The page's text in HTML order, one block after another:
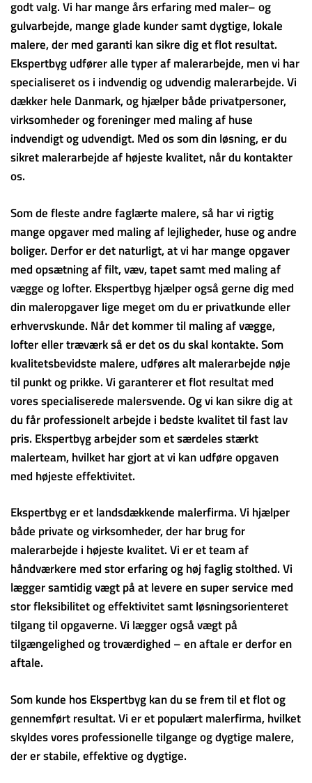
godt valg. Vi har mange års erfaring med maler– og
gulvarbejde, mange glade kunder samt dygtige, lokale
malere, der med garanti kan sikre dig et flot resultat.
Ekspertbyg udfører alle typer af malerarbejde, men vi har
specialiseret os i indvendig og udvendig malerarbejde. Vi
dækker hele Danmark, og hjælper både privatpersoner,
virksomheder og foreninger med maling af huse
indvendigt og udvendigt. Med os som din løsning, er du
sikret malerarbejde af højeste kvalitet, når du kontakter
os.
Som de fleste andre faglærte malere, så har vi rigtig
mange opgaver med maling af lejligheder, huse og andre
boliger. Derfor er det naturligt, at vi har mange opgaver
med opsætning af filt, væv, tapet samt med maling af
vægge og lofter. Ekspertbyg hjælper også gerne dig med
din maleropgaver lige meget om du er privatkunde eller
erhvervskunde. Når det kommer til maling af vægge,
lofter eller træværk så er det os du skal kontakte. Som
kvalitetsbevidste malere, udføres alt malerarbejde nøje
til punkt og prikke. Vi garanterer et flot resultat med
vores specialiserede malersvende. Og vi kan sikre dig at
du får professionelt arbejde i bedste kvalitet til fast lav
pris. Ekspertbyg arbejder som et særdeles stærkt
malerteam, hvilket har gjort at vi kan udføre opgaven
med højeste effektivitet.
Ekspertbyg er et landsdækkende malerfirma. Vi hjælper
både private og virksomheder, der har brug for
malerarbejde i højeste kvalitet. Vi er et team af
håndværkere med stor erfaring og høj faglig stolthed. Vi
lægger samtidig vægt på at levere en super service med
stor fleksibilitet og effektivitet samt løsningsorienteret
tilgang til opgaverne. Vi lægger også vægt på
tilgængelighed og troværdighed – en aftale er derfor en
aftale.
Som kunde hos Ekspertbyg kan du se frem til et flot og
gennemført resultat. Vi er et populært malerfirma, hvilket
skyldes vores professionelle tilgange og dygtige malere,
der er stabile, effektive og dygtige.